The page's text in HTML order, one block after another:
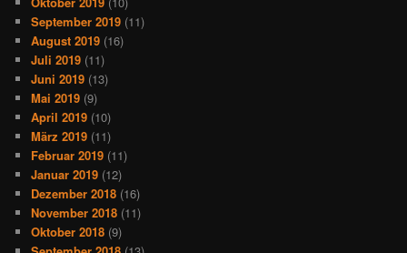
September 2019 (11)
August 2019 (16)
Juli 2019 (11)
Juni 2019 (13)
Mai 2019 (9)
April 2019 (10)
März 2019 (11)
Februar 2019 (11)
Januar 2019 (12)
Dezember 2018 (16)
November 2018 (11)
Oktober 2018 (9)